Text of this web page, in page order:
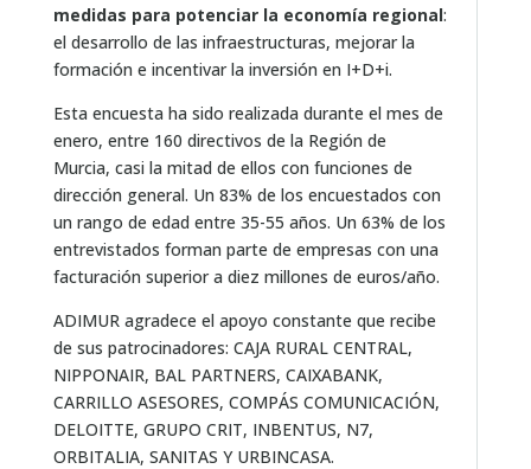
medidas para potenciar la economía regional:
el desarrollo de las infraestructuras, mejorar la
formación e incentivar la inversión en I+D+i.
Esta encuesta ha sido realizada durante el mes de
enero, entre 160 directivos de la Región de
Murcia, casi la mitad de ellos con funciones de
dirección general. Un 83% de los encuestados con
un rango de edad entre 35-55 años. Un 63% de los
entrevistados forman parte de empresas con una
facturación superior a diez millones de euros/año.
ADIMUR agradece el apoyo constante que recibe
de sus patrocinadores: CAJA RURAL CENTRAL,
NIPPONAIR, BAL PARTNERS, CAIXABANK,
CARRILLO ASESORES, COMPÁS COMUNICACIÓN,
DELOITTE, GRUPO CRIT, INBENTUS, N7,
ORBITALIA, SANITAS Y URBINCASA.